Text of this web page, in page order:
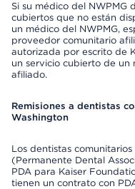
Si su médico del NWPMG
cubiertos que no están
un médico del NWPMG,
proveedor comunitario
autorizada por escrito de
un servicio cubierto de
afiliado.
Remisiones a dentistas
Washington
Los dentistas
(Permanente Dental
PDA para Kaiser
tienen un contrato con